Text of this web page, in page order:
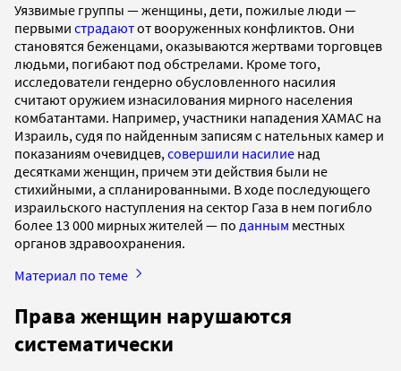
Уязвимые группы — женщины, дети, пожилые люди —
первыми страдаютот вооруженных конфликтов. Они
становятся беженцами, оказываются жертвами торговцев
людьми, погибают под обстрелами. Кроме того,
исследователи гендерно обусловленного насилия
считают оружием изнасилования мирного населения
комбатантами. Например, участники нападения ХАМАС на
Израиль, судя по найденным записям с нательных камер и
показаниям очевидцев,совершили насилие над
десятками женщин, причем эти действия были не
стихийными, а спланированными. В ходе последующего
израильского наступления на сектор Газа в нем погибло
более 13 000 мирных жителей — по данным местных
органов здравоохранения.
Материал по теме
Права женщин нарушаются
систематически